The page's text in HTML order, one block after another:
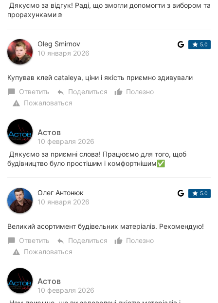
Дякуємо за відгук! Раді, що змогли допомогти з вибором та
прорахунками☺️
Oleg Smirnov
10 января 2026
5.0
Купував клей cataleya, ціни і якість приємно здивували
chat_bubble Ответить reply Поделиться thumb_up_alt
Полезно
warning Пожаловаться
Астов
10 февраля 2026
Дякуємо за приємні слова! Працюємо для того, щоб
будівництво було простішим і комфортнішим✅
Олег Антонюк
10 января 2026
5.0
Великий асортимент будівельних матеріалів. Рекомендую!
chat_bubble Ответить reply Поделиться thumb_up_alt
Полезно
warning Пожаловаться
Астов
10 февраля 2026